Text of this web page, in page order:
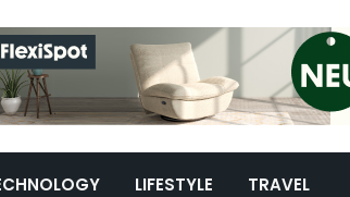
LIFESTYLE TRAVEL